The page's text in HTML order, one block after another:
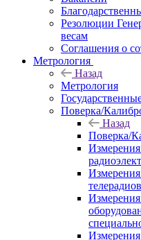
Резолюции
весам
Соглашения о
Метрология
Назад
Метрология
Поверка/
Назад
Поверка/